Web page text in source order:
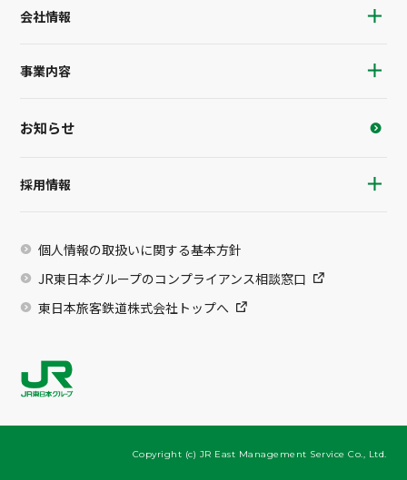
会社情報
事業内容
お知らせ
採用情報
個人情報の取扱いに関する基本方針
JR東日本グループのコンプライアンス相談窓口
東日本旅客鉄道株式会社トップへ
Copyright (c) JR East Management Service Co., Ltd.